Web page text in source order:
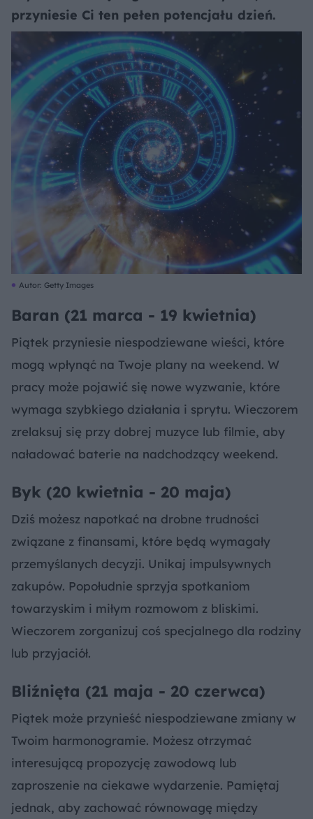
przyniesie Ci ten pełen potencjału dzień.
Autor: Getty Images
Baran (21 marca - 19 kwietnia)
Piątek przyniesie niespodziewane wieści, które
mogą wpłynąć na Twoje plany na weekend. W
pracy może pojawić się nowe wyzwanie, które
wymaga szybkiego działania i sprytu. Wieczorem
zrelaksuj się przy dobrej muzyce lub filmie, aby
naładować baterie na nadchodzący weekend.
Byk (20 kwietnia - 20 maja)
Dziś możesz napotkać na drobne trudności
związane z finansami, które będą wymagały
przemyślanych decyzji. Unikaj impulsywnych
zakupów. Popołudnie sprzyja spotkaniom
towarzyskim i miłym rozmowom z bliskimi.
Wieczorem zorganizuj coś specjalnego dla rodziny
lub przyjaciół.
Bliźnięta (21 maja - 20 czerwca)
Piątek może przynieść niespodziewane zmiany w
Twoim harmonogramie. Możesz otrzymać
interesującą propozycję zawodową lub
zaproszenie na ciekawe wydarzenie. Pamiętaj
jednak, aby zachować równowagę między